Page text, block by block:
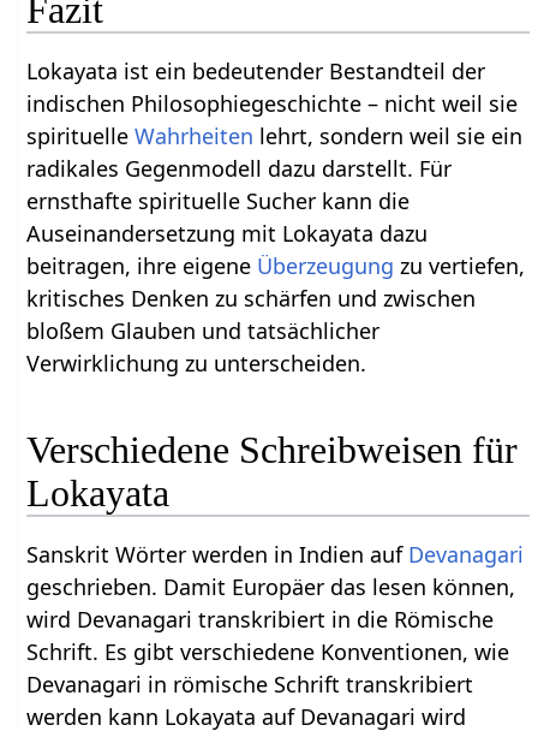
Fazit
Lokayata ist ein bedeutender Bestandteil der
indischen Philosophiegeschichte – nicht weil sie
spirituelleWahrheiten lehrt, sondern weil sie ein
radikales Gegenmodell dazu darstellt. Für
ernsthafte spirituelle Sucher kann die
Auseinandersetzung mit Lokayata dazu
beitragen, ihre eigene Überzeugung zu vertiefen,
kritisches Denken zu schärfen und zwischen
bloßem Glauben und tatsächlicher
Verwirklichung zu unterscheiden.
Verschiedene Schreibweisen für
Lokayata
Sanskrit Wörter werden in Indien auf Devanagari
geschrieben. Damit Europäer das lesen können,
wird Devanagari transkribiert in die Römische
Schrift. Es gibt verschiedene Konventionen, wie
Devanagari in römische Schrift transkribiert
werden kann Lokayata auf Devanagari wird